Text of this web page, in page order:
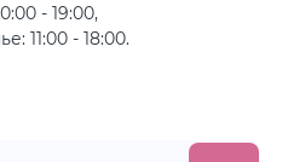
- 19:00,
11:00 - 18:00.